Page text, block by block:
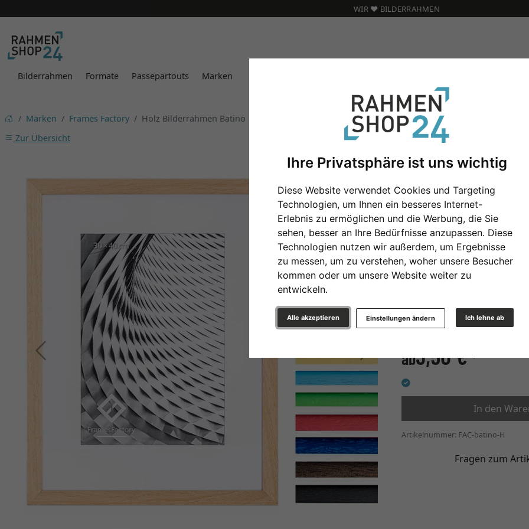
Ihre Privatsphäre ist uns wichtig
Diese Website verwendet Cookies und Targeting
Technologien, um Ihnen ein besseres Internet-
Erlebnis zu ermöglichen und die Werbung, die Sie
sehen, besser an Ihre Bedürfnisse anzupassen. Diese
Technologien nutzen wir außerdem, um Ergebnisse
zu messen, um zu verstehen, woher unsere Besucher
kommen oder um unsere Website weiter zu
entwickeln.
Alle akzeptieren Ich lehne ab
Einstellungen ändern
WIR ❤️ BILDERRAHMEN
Bilderrahmen Formate Passepartouts Marken
Marken Frames Factory
Holz Bilderrahmen Batino
Zur Übersicht
Zurück
Holz
Format
Farbe
Glasart
ab3,50 €*
In den
Artikelnummer: FAC-batino-H
Fragen zum